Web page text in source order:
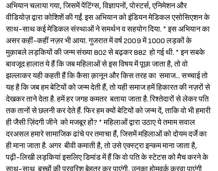
Sign in
अभियान चलाया गया, जिसमें पेंटिंग्स, विज्ञापनों, पोस्टर्स, एनिमेशन और
वीडियोज़ द्वारा कोशिशें की गईं. इस अभियान को इंडियन मेडिकल एसोसिएशन के
साथ-साथ कई मेडिकल संस्थाओं ने समर्थन व सहयोग दिया. * इस अभियान का
असर कहीं-कहीं नज़र भी आया. गुजरात में वर्ष 2009 में 1000 लड़कों के
मुक़ाबले लड़कियों की जन्म संख्या 802 से बढ़कर 882 हो गई थी. * इन सबके
बावजूद हालात ये हैं कि जब महिलाओं से इस विषय में पूछा जाता है, तो वो
झल्लाकर यही कहती हैं कि कैसा क़ानून और किस तरह का समाज... सच्चाई तो
यह है कि जब हम बेटियों को जन्म देती हैं, तो यही समाज हमें हिकारत की नज़रों से
देखकर ताने देता है. हमें हर जगह कमतर बताया जाता है. रिश्तेदारों से लेकर पति
तक तानों से छलनी कर देते हैं. फिर हम क्यों बेटियों को जन्म दें, ताकि वो भी हमारी
ही जैसी ज़िंदगी जीने को मजबूर हों? * महिलाओं द्वारा उठाए ये तमाम सवाल
दरअसल हमारे सामाजिक ढांचे पर तमाचा हैं, जिसमें महिलाओं को दोयम दर्जे का
ही माना जाता है. अगर बीवी कमाती है, तो उसे एक्स्ट्रा इन्कम माना जाता है,
पढ़ी-लिखी लड़कियां इसलिए डिमांड में हैं कि वो पति के स्टेटस को मैच करने के